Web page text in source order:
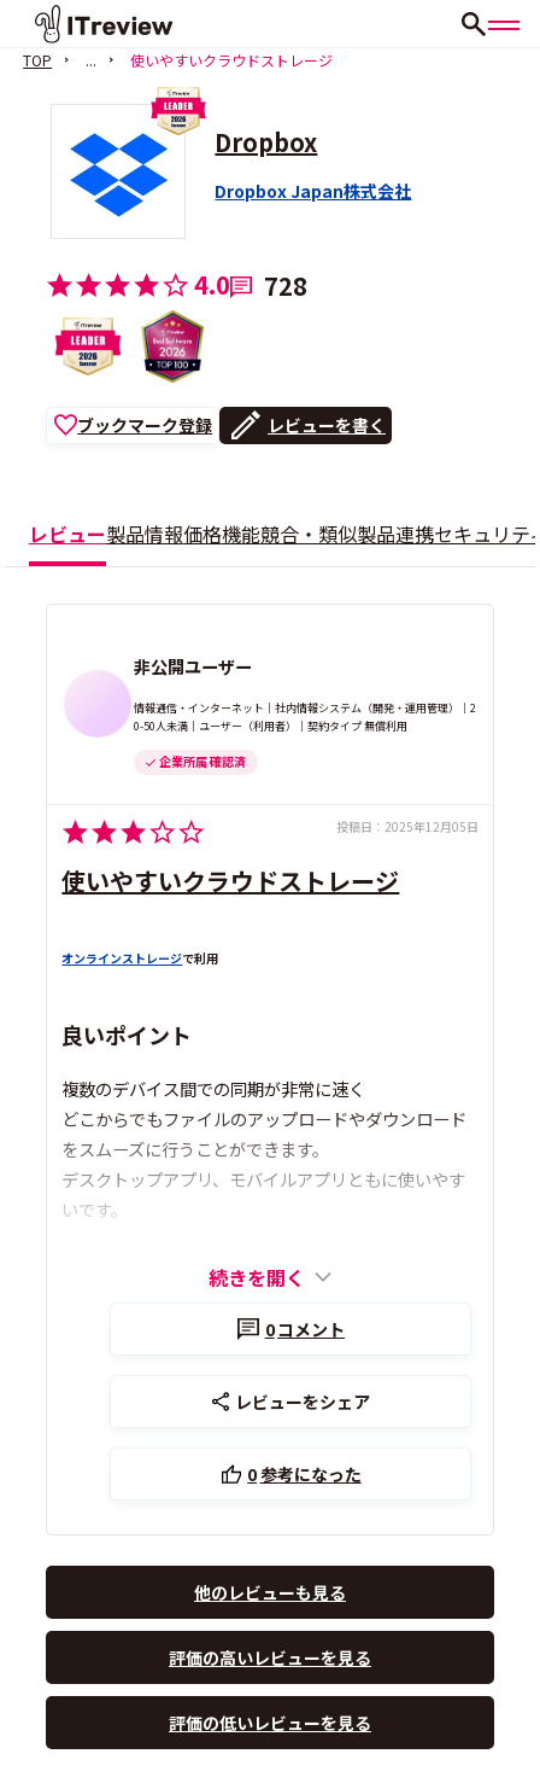
TOP ... 使いやすいクラウドストレージ
Dropbox
Dropbox Japan株式会社
4.0 728
ブックマーク登録 レビューを書く
レビュー製品情報価格機能競合・類似製品連携セキュリテ
非公開ユーザー
情報通信・インターネット｜社内情報システム（開発・運用管理）｜2
0-50人未満｜ユーザー（利用者）｜契約タイプ 無償利用
企業所属 確認済
投稿日： 2025年12月05日
使いやすいクラウドストレージ
オンラインストレージで利用
良いポイント
複数のデバイス間での同期が非常に速く
どこからでもファイルのアップロードやダウンロード
をスムーズに行うことができます。
デスクトップアプリ、モバイルアプリともに使いやす
いです。
続きを開く
0コメント
レビューをシェア
0参考になった
他のレビューも見る
評価の高いレビューを見る
評価の低いレビューを見る